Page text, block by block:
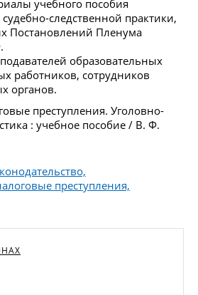
учебного пособия
судебно-следственной практики,
Постановлений Пленума
образовательных
работников, сотрудников
органов.
преступления. Уголовно-
: учебное пособие / В. Ф.
преступления,